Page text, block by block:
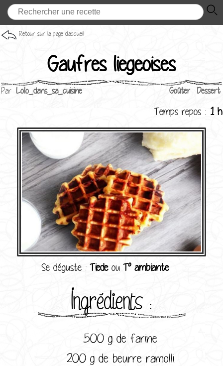
Retour sur la page d'accueil
Gaufres liegeoises
Par Lolo_dans_sa_cuisine Goûter Dessert
Temps repos : 1 h
Se déguste :TiedeouT° ambiante
Ingrédients :
500 g de farine
200 g de beurre ramolli